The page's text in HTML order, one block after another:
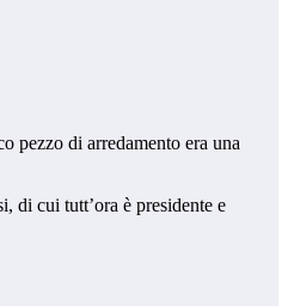
pezzo di arredamento era una
di cui tutt’ora è presidente e